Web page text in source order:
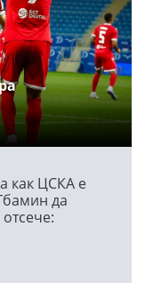
как ЦСКА е
да